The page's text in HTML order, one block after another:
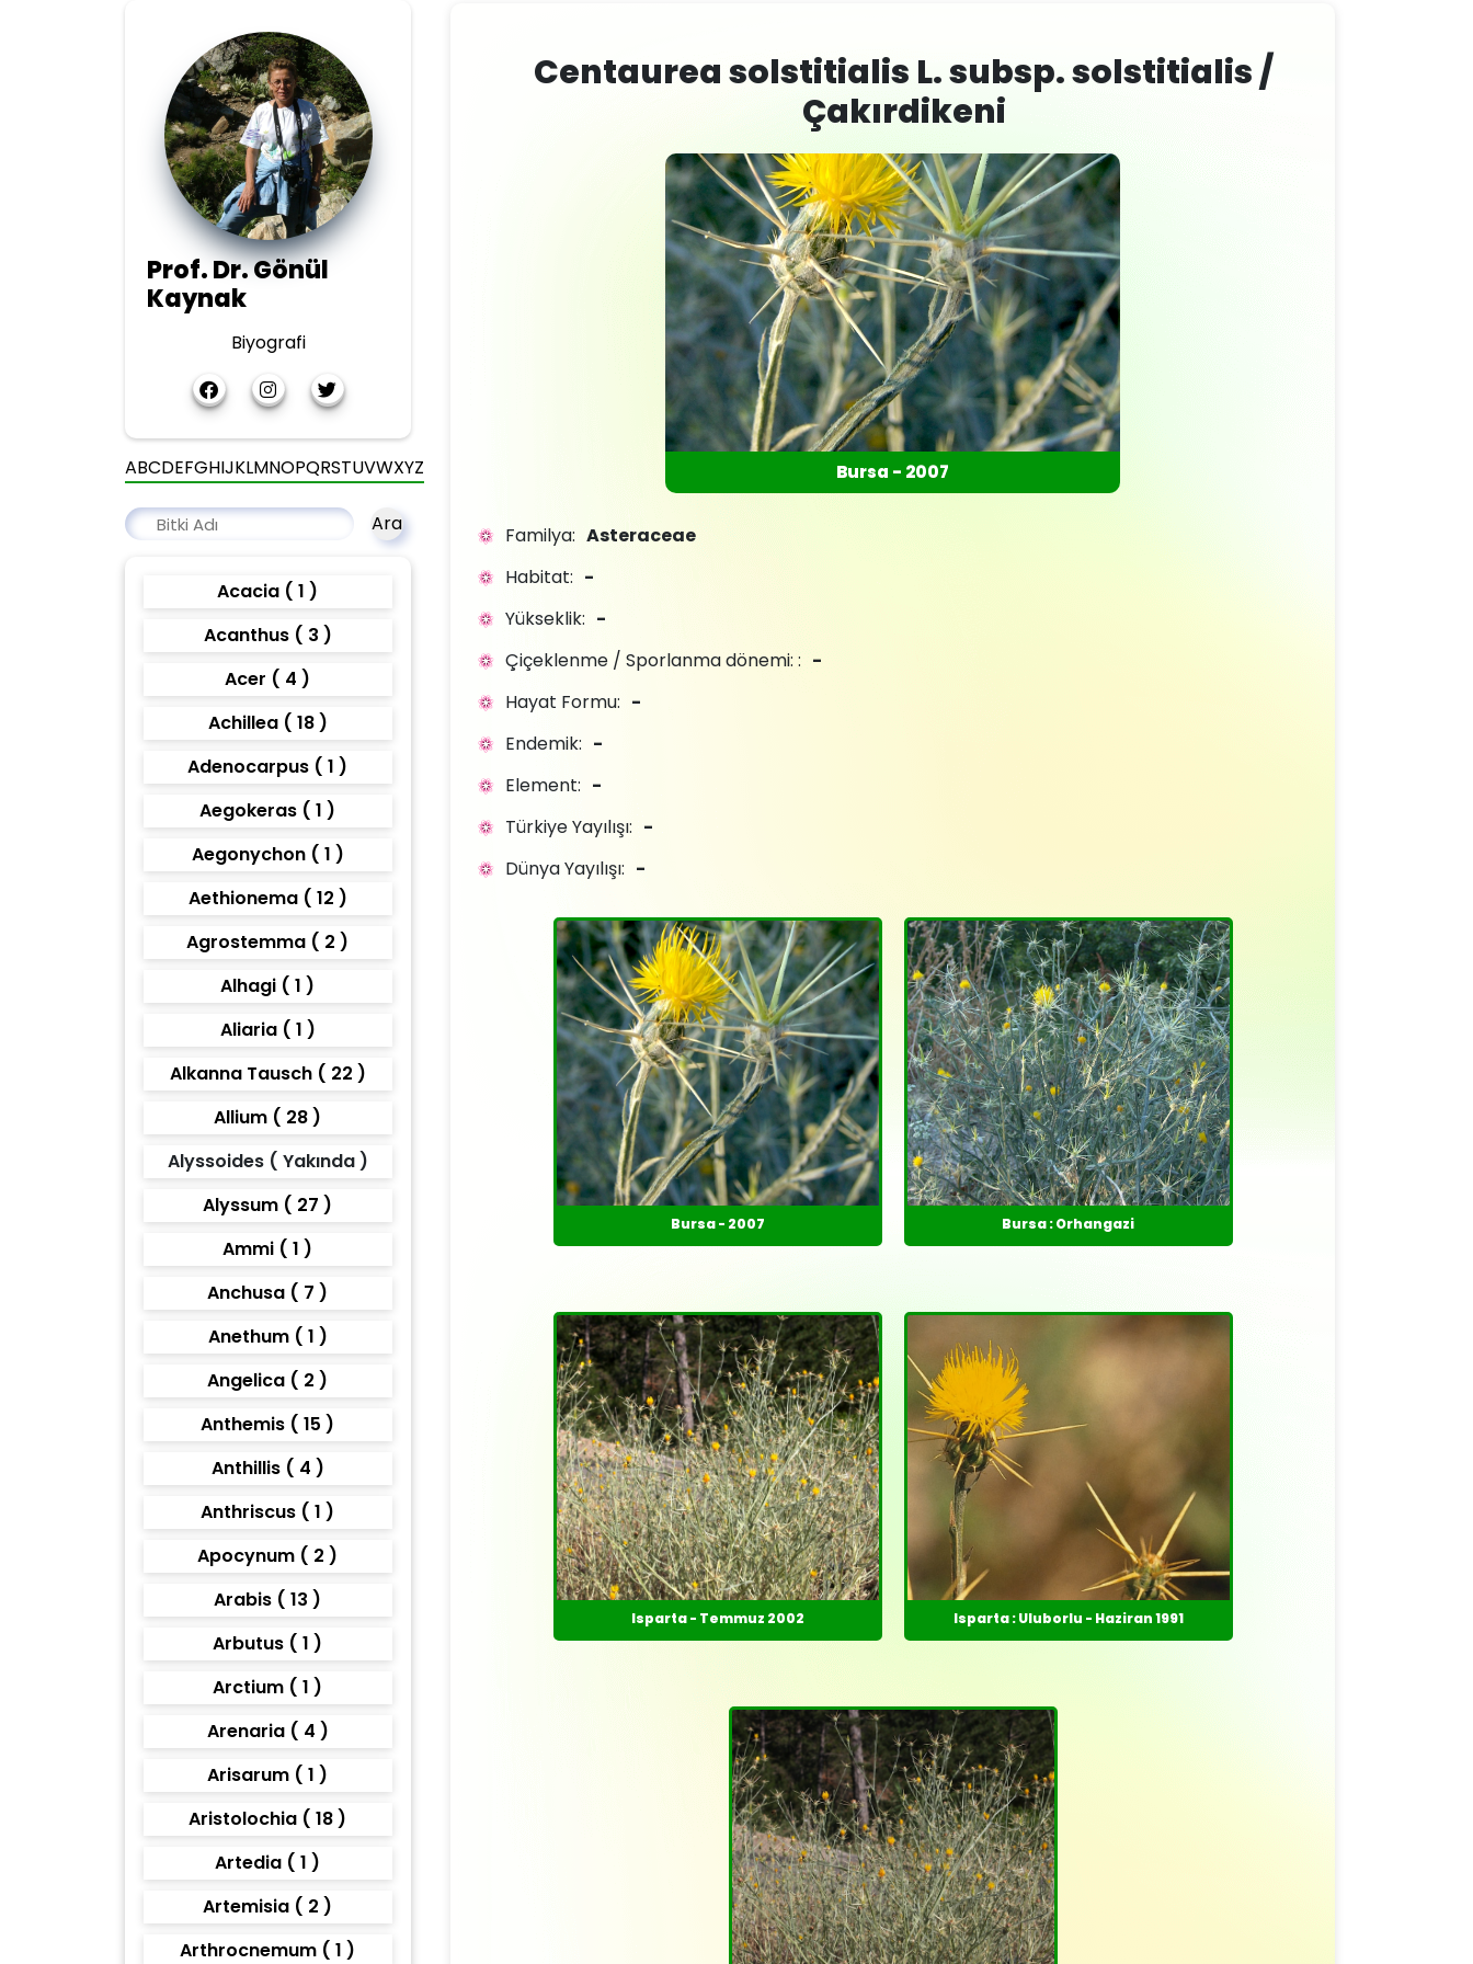
Prof. Dr. Gönül
Kaynak
Biyografi
ABCDEFGHIJKLMNOPQRSTUVWXYZ
Ara
Acacia ( 1 )
Acanthus ( 3 )
Acer ( 4 )
Achillea ( 18 )
Adenocarpus ( 1 )
Aegokeras ( 1 )
Aegonychon ( 1 )
Aethionema ( 12 )
Agrostemma ( 2 )
Alhagi ( 1 )
Aliaria ( 1 )
Alkanna Tausch ( 22 )
Allium ( 28 )
Alyssoides ( Yakında )
Alyssum ( 27 )
Ammi ( 1 )
Anchusa ( 7 )
Anethum ( 1 )
Angelica ( 2 )
Anthemis ( 15 )
Anthillis ( 4 )
Anthriscus ( 1 )
Apocynum ( 2 )
Arabis ( 13 )
Arbutus ( 1 )
Arctium ( 1 )
Arenaria ( 4 )
Arisarum ( 1 )
Aristolochia ( 18 )
Artedia ( 1 )
Artemisia ( 2 )
Arthrocnemum ( 1 )
Centaurea solstitialis L. subsp. solstitialis /
Çakırdikeni
Bursa - 2007
Familya: Asteraceae
Habitat: -
Yükseklik: -
Çiçeklenme / Sporlanma dönemi: : -
Hayat Formu: -
Endemik: -
Element: -
Türkiye Yayılışı: -
Dünya Yayılışı: -
Bursa - 2007 Bursa : Orhangazi
Isparta - Temmuz 2002 Isparta : Uluborlu - Haziran 1991